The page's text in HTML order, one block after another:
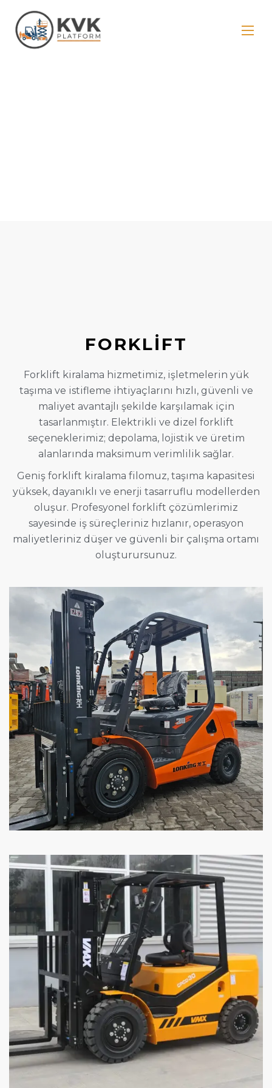
FORKLİFT
Forklift kiralama hizmetimiz, işletmelerin yük
taşıma ve istifleme ihtiyaçlarını hızlı, güvenli ve
maliyet avantajlı şekilde karşılamak için
tasarlanmıştır. Elektrikli ve dizel forklift
seçeneklerimiz; depolama, lojistik ve üretim
alanlarında maksimum verimlilik sağlar.
Geniş forklift kiralama filomuz, taşıma kapasitesi
yüksek, dayanıklı ve enerji tasarruflu modellerden
oluşur. Profesyonel forklift çözümlerimiz
sayesinde iş süreçleriniz hızlanır, operasyon
maliyetleriniz düşer ve güvenli bir çalışma ortamı
oluşturursunuz.